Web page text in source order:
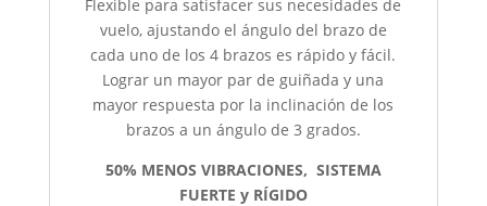
Flexible para satisfacer sus necesidades de
vuelo, ajustando el ángulo del brazo de
cada uno de los 4 brazos es rápido y fácil.
Lograr un mayor par de guiñada y una
mayor respuesta por la inclinación de los
brazos a un ángulo de 3 grados.
50% MENOS VIBRACIONES, SISTEMA
FUERTE y RÍGIDO